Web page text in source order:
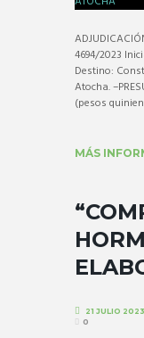
4694/2023
Destino:
Atocha.
(pesos
MÁS
21 JULIO 2023
0